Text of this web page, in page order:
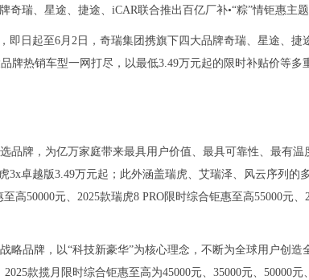
奇瑞、星途、捷途、iCAR联合推出百亿厂补•“粽”情钜惠主题
即日起至6月2日，奇瑞集团携旗下四大品牌奇瑞、星途、捷
牌热销车型一网打尽，以最低3.49万元起的限时补贴价等多
品牌，为亿万家庭带来最具用户价值、最具可靠性、最有温
3x卓越版3.49万元起；此外涵盖瑞虎、艾瑞泽、风云序列的
高50000元、2025款瑞虎8 PRO限时综合钜惠至高55000元、
略品牌，以“科技新豪华”为核心理念，不断为全球用户创造
款揽月限时综合钜惠至高为45000元、35000元、50000元